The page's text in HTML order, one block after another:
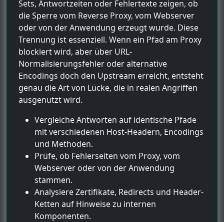
Sets, Antwortzeiten oder Fehlertexte zeigen, ob
die Sperre vom Reverse Proxy, vom Webserver
oder von der Anwendung erzeugt wurde. Diese
Trennung ist essenziell. Wenn ein Pfad am Proxy
blockiert wird, aber über URL-
Normalisierungsfehler oder alternative
Encodings doch den Upstream erreicht, entsteht
genau die Art von Lücke, die in realen Angriffen
ausgenutzt wird.
Vergleiche Antworten auf identische Pfade
mit verschiedenen Host-Headern, Encodings
und Methoden.
Prüfe, ob Fehlerseiten vom Proxy, vom
Webserver oder von der Anwendung
stammen.
Analysiere Zertifikate, Redirects und Header-
Ketten auf Hinweise zu internen
Komponenten.